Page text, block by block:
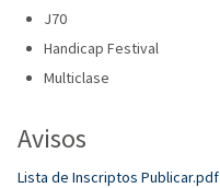
J70
Handicap Festival
Multiclase
Avisos
Lista de Inscriptos Publicar.pdf